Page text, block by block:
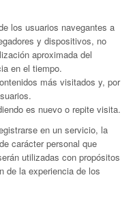
los usuarios navegantes a
y dispositivos, no
aproximada del
en el tiempo.
más visitados y, por
es nuevo o repite visita.
en un servicio, la
carácter personal que
utilizadas con propósitos
de la experiencia de los